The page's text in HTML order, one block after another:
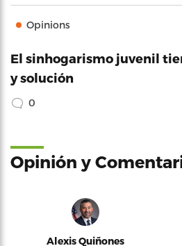
Opinions
El sinhogarismo juvenil
y solución
0
Opinión y
Alexis Quiñones